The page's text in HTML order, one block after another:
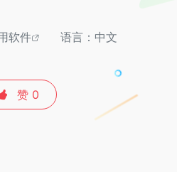
软件
语言：中文
赞 0